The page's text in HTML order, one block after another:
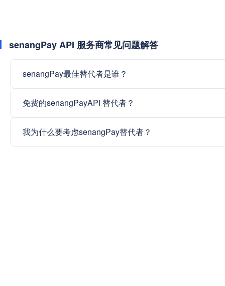
senangPay API 服务商常见问题解答
senangPay最佳替代者是谁？
免费的senangPayAPI 替代者？
我为什么要考虑senangPay替代者？